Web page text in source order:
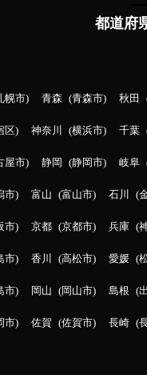
都道府
幌市 青森 青森市 秋田
区 神奈川 横浜市 千葉
屋市 静岡 静岡市 岐阜
市 富山 富山市 石川
市 京都 京都市 兵庫
市 香川 高松市 愛媛
市 岡山 岡山市 島根
市 佐賀 佐賀市 長崎